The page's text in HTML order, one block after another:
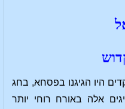
היו הגיגנו בפסחא, בחג
אלה באורח רוחי יותר